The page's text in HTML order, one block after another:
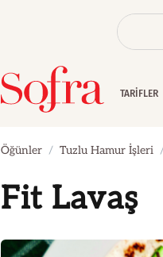
TARİFLER
Öğünler Tuzlu Hamur İşleri
Fit Lavaş